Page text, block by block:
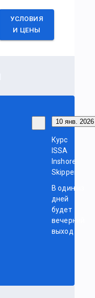
УСЛОВИЯ
И ЦЕНЫ
10 янв. 2026
Курс
ISSA
Inshore
Skipper
В один из
дней
будет
вечерний
выход